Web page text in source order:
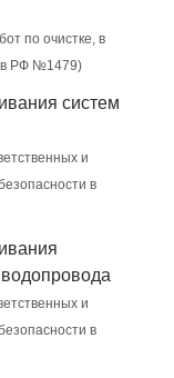
по очистке, в
в РФ №1479)
систем
и
в
и
в